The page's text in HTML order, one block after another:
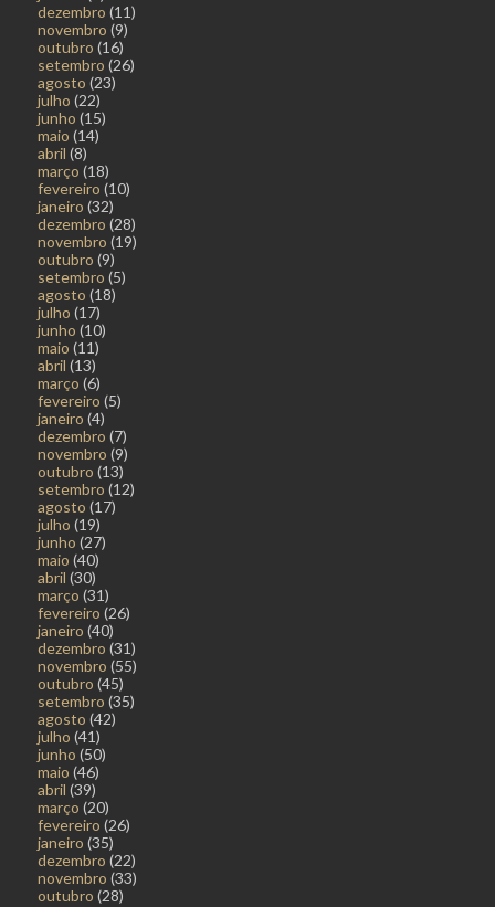
dezembro (11)
novembro (9)
outubro (16)
setembro (26)
agosto (23)
julho (22)
junho (15)
maio (14)
abril (8)
março (18)
fevereiro (10)
janeiro (32)
dezembro (28)
novembro (19)
outubro (9)
setembro (5)
agosto (18)
julho (17)
junho (10)
maio (11)
abril (13)
março (6)
fevereiro (5)
janeiro (4)
dezembro (7)
novembro (9)
outubro (13)
setembro (12)
agosto (17)
julho (19)
junho (27)
maio (40)
abril (30)
março (31)
fevereiro (26)
janeiro (40)
dezembro (31)
novembro (55)
outubro (45)
setembro (35)
agosto (42)
julho (41)
junho (50)
maio (46)
abril (39)
março (20)
fevereiro (26)
janeiro (35)
dezembro (22)
novembro (33)
outubro (28)